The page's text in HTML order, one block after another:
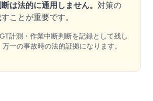
は法的に通用しません。 対策の
ことが重要です。
計測・作業中断判断を記録として残し
一の事故時の法的証拠になります。